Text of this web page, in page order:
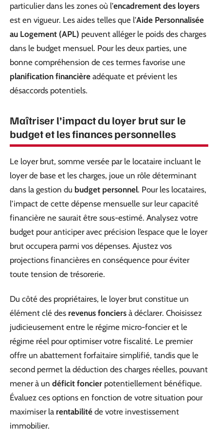
particulier dans les zones où l’encadrement des loyers
est en vigueur. Les aides telles que l’Aide Personnalisée
au Logement (APL) peuvent alléger le poids des charges
dans le budget mensuel. Pour les deux parties, une
bonne compréhension de ces termes favorise une
planification financière adéquate et prévient les
désaccords potentiels.
Maîtriser l’impact du loyer brut sur le
budget et les finances personnelles
Le loyer brut, somme versée par le locataire incluant le
loyer de base et les charges, joue un rôle déterminant
dans la gestion du budget personnel. Pour les locataires,
l’impact de cette dépense mensuelle sur leur capacité
financière ne saurait être sous-estimé. Analysez votre
budget pour anticiper avec précision l’espace que le loyer
brut occupera parmi vos dépenses. Ajustez vos
projections financières en conséquence pour éviter
toute tension de trésorerie.
Du côté des propriétaires, le loyer brut constitue un
élément clé des revenus fonciers à déclarer. Choisissez
judicieusement entre le régime micro-foncier et le
régime réel pour optimiser votre fiscalité. Le premier
offre un abattement forfaitaire simplifié, tandis que le
second permet la déduction des charges réelles, pouvant
mener à un déficit foncier potentiellement bénéfique.
Évaluez ces options en fonction de votre situation pour
maximiser la rentabilité de votre investissement
immobilier.